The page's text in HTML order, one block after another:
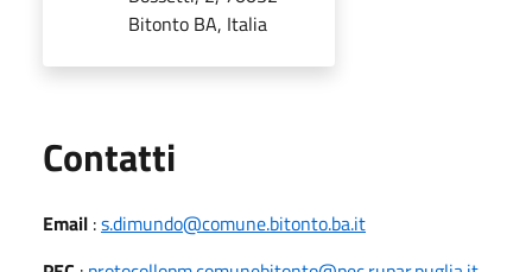
Bitonto BA, Italia
Contatti
Email :s.dimundo@comune.bitonto.ba.it